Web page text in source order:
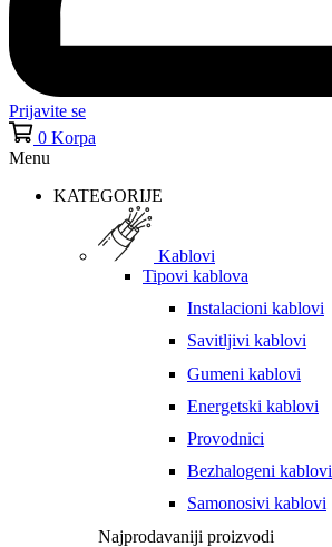
Prijavite se
0 Korpa
Menu
KATEGORIJE
Kablovi
Tipovi kablova
Instalacioni kablovi
Savitljivi kablovi
Gumeni kablovi
Energetski kablovi
Provodnici
Bezhalogeni kablovi
Samonosivi kablovi
Najprodavaniji proizvodi